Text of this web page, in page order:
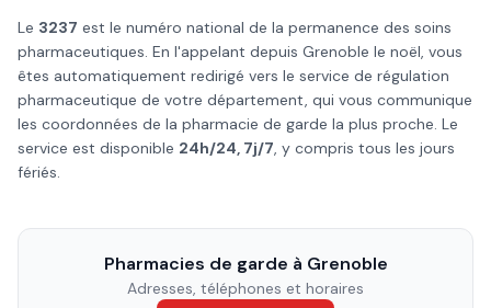
Le 3237 est le numéro national de la permanence des soins
pharmaceutiques. En l'appelant depuis Grenoble le noël, vous
êtes automatiquement redirigé vers le service de régulation
pharmaceutique de votre département, qui vous communique
les coordonnées de la pharmacie de garde la plus proche. Le
service est disponible 24h/24, 7j/7, y compris tous les jours
fériés.
Pharmacies de garde à Grenoble
Adresses, téléphones et horaires